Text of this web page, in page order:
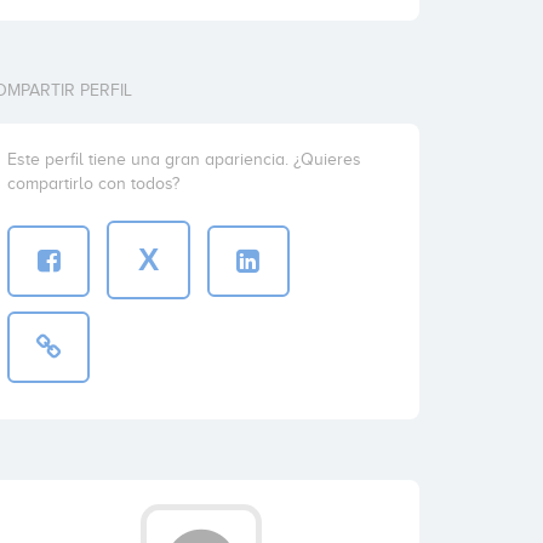
PERFIL
Este perfil tiene una gran apariencia. ¿Quieres
compartirlo con todos?
X